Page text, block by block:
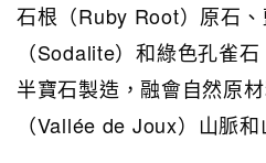
石根（Ruby Root）原石
（Sodalite）和綠色孔雀
半寶石製造，融會自然原
（Vallée de Joux）山脈